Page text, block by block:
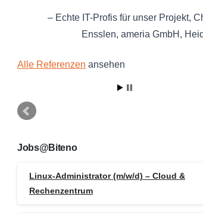
Echte IT-Profis für unser Projekt
Ensslen ameria GmbH
Alle Referenzen ansehen
Jobs@Biteno
Linux-Administrator (m/w/d) – Cloud &
Rechenzentrum